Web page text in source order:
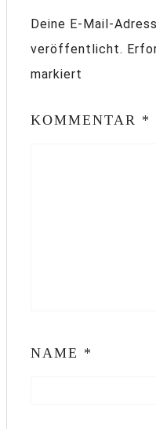
Deine E-Mail-
veröffentlicht.
markiert
KOMMENTAR *
NAME *